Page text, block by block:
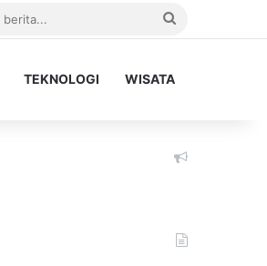
TEKNOLOGI WISATA